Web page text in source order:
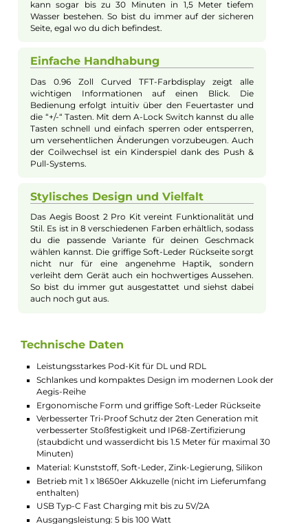
optimierten "Tri-Proof" Schutz und einer IP68-Zertifizierung ist
das Kit bestens vor Stößen, Staub und Wasser geschützt. Das
Aegis Boost 2 Pro Kit ist in 8 stylischen Farben erhältlich.
Eine einzelne 18650er Akkuzelle (nicht im Lieferumfang
enthalten) liefert bis zu 100 Watt Leistung und kann über den
USB Typ-C Anschluss im Mod selbst aufgeladen werden. Der
moderne AS 3.0 Chip bietet verschiedene Dampfmodi und
sichere Performance. Der Smart-Mode erkennt automatisch
Coilwiderstand und schützt die Coil vor Beschädigungen.
Boosting-, VPC-, TC- und TCR-Modi bieten zusätzliche
Das 0.96 Zoll Curved TFT-Farbdisplay zeigt alle Informationen,
und der A-Lock Switch ermöglicht die sichere Verriegelung
Die Boost 2 Pro Pods mit 4,5 ml Fassungsvermögen verfügen
über ein Top-Fill-System und eine stufenlos einstellbare Top-
Airflow. Sie ermöglichen individuelles DL und RDL Dampfen.
Inneren sorgen P-Serie Coils für intensiven Geschmack und
große Wolken. Eine verbesserte 0,15 Ohm P-Series Coil (70-85
Watt) und eine 0,4 Ohm Variante (50-60 Watt) sind im
Lieferumfang enthalten. Der Coilwechsel ist dank Push & Pull-
System und beiliegendem Coil-Tool einfach zu handhaben.
Mit dem GeekVape Aegis Boost 2 Pro Kit hast du die
Smart-Mode, Boosting-Mode, VPC-Mode oder
Temperaturkontrolle (TC) – du kannst immer die
perfekte Einstellung für dein Liquid und deine
Vorlieben auswählen. Der AS 3.0 Chip sorgt für ein
sicheres und starkes Erlebnis, egal welche
Einstellungen du wählst.
Sicherheit und Schutz im Alltag
Dank des verbesserten "Tri-Proof" Schutzes und der
IP68-Zertifizierung ist das Aegis Boost 2 Pro Kit
äußert robust. Es übersteht Stürze, ist staubdicht und